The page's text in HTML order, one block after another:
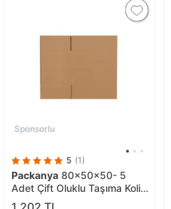
Sponsorlu
5 (1)
Packanya 80x50x50- 5
Adet Çift Oluklu Taşıma Kolisi
5 Adet